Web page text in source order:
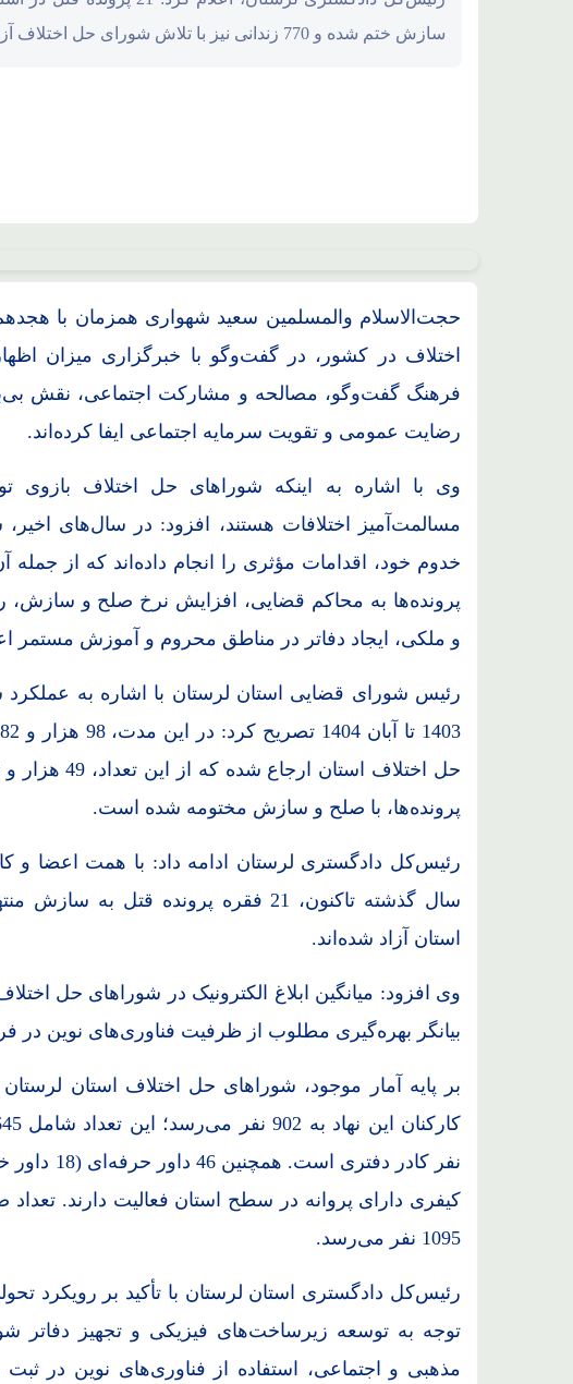
سازش ختم شده و 770 زندانی نیز با تلاش شورای حل اختلاف آزاد شده‌اند.
حجت‌الاسلام والمسلمین سعید شهواری همزمان با
اختلاف در کشور، در گفت‌وگو با خبرگزاری میزان
فرهنگ گفت‌وگو، مصالحه و مشارکت اجتماعی، نقش
رضایت عمومی و تقویت سرمایه اجتماعی ایفا کرده‌اند.
وی با اشاره به اینکه شوراهای حل اختلاف
مسالمت‌آمیز اختلافات هستند، افزود: در سال‌های
خدوم خود، اقدامات مؤثری را انجام داده‌اند که از
پرونده‌ها به محاکم قضایی، افزایش نرخ صلح و سازش،
و ملکی، ایجاد دفاتر در مناطق محروم و آموزش مستمر
رئیس شورای قضایی استان لرستان با اشاره به عملکرد
پرونده‌ها، با صلح و سازش مختومه شده است.
رئیس‌کل دادگستری لرستان ادامه داد: با همت اعضا و
استان آزاد شده‌اند.
بیانگر بهره‌گیری مطلوب از ظرفیت فناوری‌های نوین در
کیفری دارای پروانه در سطح استان فعالیت دارند. تعداد
1095 نفر می‌رسد.
رئیس‌کل دادگستری استان لرستان با تأکید بر رویکرد
توجه به توسعه زیرساخت‌های فیزیکی و تجهیز دفاتر
مذهبی و اجتماعی، استفاده از فناوری‌های نوین در ثبت